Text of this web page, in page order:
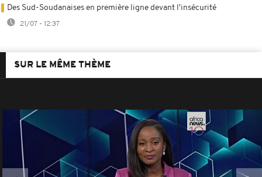
Des Sud-Soudanaises en première ligne devant l'insécurité
21/07 - 12:37
SUR LE MÊME THÈME